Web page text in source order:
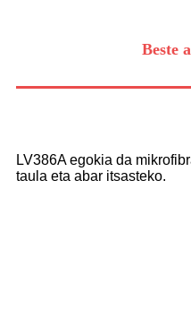
Beste
LV386A egokia da
taula eta abar itsasteko.